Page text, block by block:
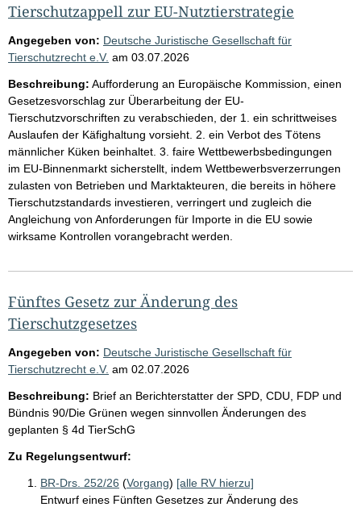
Tierschutzappell zur EU-Nutztierstrategie
Angegeben von: Deutsche Juristische Gesellschaft für
Tierschutzrecht e.V. am 03.07.2026
Beschreibung: Aufforderung an Europäische Kommission, einen
Gesetzesvorschlag zur Überarbeitung der EU-
Tierschutzvorschriften zu verabschieden, der 1. ein schrittweises
Auslaufen der Käfighaltung vorsieht. 2. ein Verbot des Tötens
männlicher Küken beinhaltet. 3. faire Wettbewerbsbedingungen
im EU-Binnenmarkt sicherstellt, indem Wettbewerbsverzerrungen
zulasten von Betrieben und Marktakteuren, die bereits in höhere
Tierschutzstandards investieren, verringert und zugleich die
Angleichung von Anforderungen für Importe in die EU sowie
wirksame Kontrollen vorangebracht werden.
Fünftes Gesetz zur Änderung des
Tierschutzgesetzes
Angegeben von: Deutsche Juristische Gesellschaft für
Tierschutzrecht e.V. am 02.07.2026
Beschreibung: Brief an Berichterstatter der SPD, CDU, FDP und
Bündnis 90/Die Grünen wegen sinnvollen Änderungen des
geplanten § 4d TierSchG
Zu Regelungsentwurf:
BR-Drs. 252/26 (Vorgang) [alle RV hierzu]
Entwurf eines Fünften Gesetzes zur Änderung des